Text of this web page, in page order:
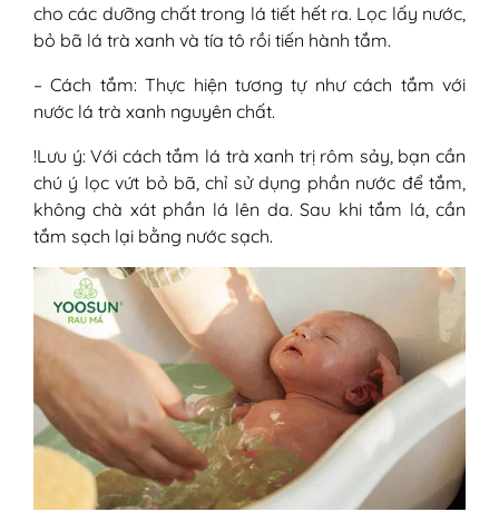
cho các dưỡng chất trong lá tiết hết ra. Lọc lấy nước,
bỏ bã lá trà xanh và tía tô rồi tiến hành tắm.
– Cách tắm: Thực hiện tương tự như cách tắm với
nước lá trà xanh nguyên chất.
!Lưu ý: Với cách tắm lá trà xanh trị rôm sảy, bạn cần
chú ý lọc vứt bỏ bã, chỉ sử dụng phần nước để tắm,
không chà xát phần lá lên da. Sau khi tắm lá, cần
tắm sạch lại bằng nước sạch.